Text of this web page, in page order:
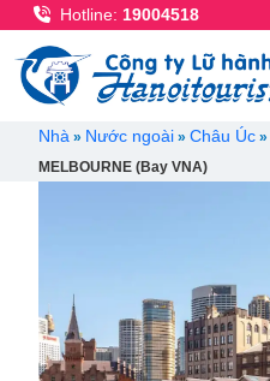
Hotline: 19004518
Breadcrumb
Nhà Nước ngoài Châu Úc
MELBOURNE (Bay VNA)